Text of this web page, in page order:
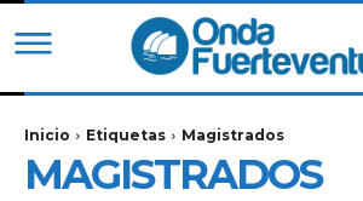
Inicio Etiquetas Magistrados
MAGISTRADOS